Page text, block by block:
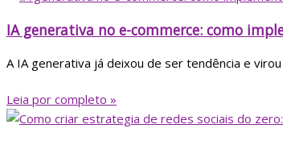
IA generativa no e-commerce: como
A IA generativa já deixou de ser tendência e
Leia por completo »